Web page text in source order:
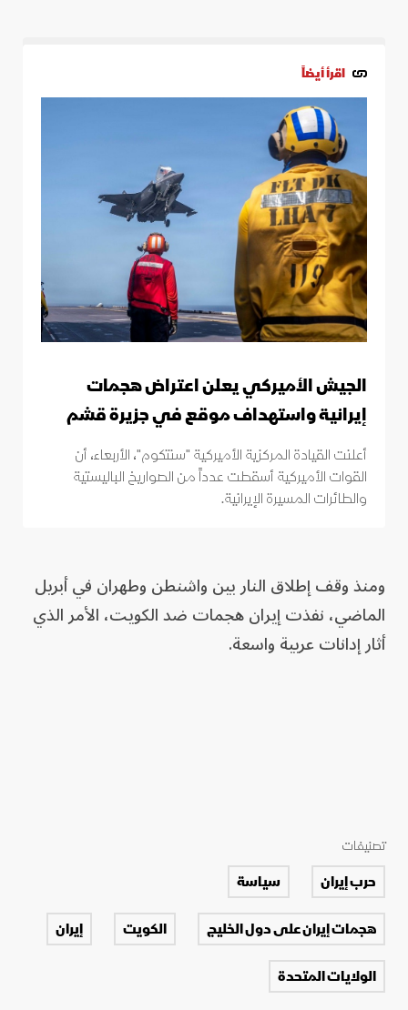
اقرأ أيضاً
الجيش الأميركي يعلن اعتراض هجمات
إيرانية واستهداف موقع في جزيرة قشم
أعلنت القيادة المركزية الأميركية "سنتكوم"، الأربعاء، أن
القوات الأميركية أسقطت عدداً من الصواريخ الباليستية
والطائرات المسيرة الإيرانية.
ومنذ وقف إطلاق النار بين واشنطن وطهران في أبريل
الماضي، نفذت إيران هجمات ضد الكويت، الأمر الذي
أثار إدانات عربية واسعة.
تصنيفات
حرب إيران
سياسة
هجمات إيران على دول الخليج
الكويت
إيران
الولايات المتحدة